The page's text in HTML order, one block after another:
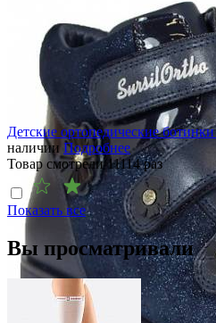
Детские ортопедические
наличии Подробнее
Товар смотрели11114раз
Показать все
Вы просматривали